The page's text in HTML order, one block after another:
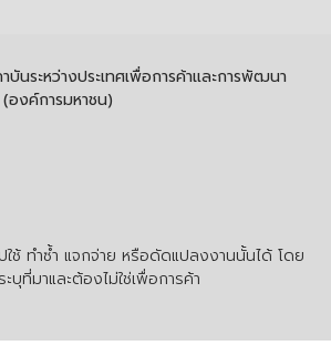
ช้ ทำซ้ำ แจกจ่าย หรือดัดแปลงงานนั้นได้ โดย
บุที่มาและต้องไม่ใช่เพื่อการค้า
ระหว่างประเทศเพื่อการค้าและการพัฒนา
(องค์การมหาชน)